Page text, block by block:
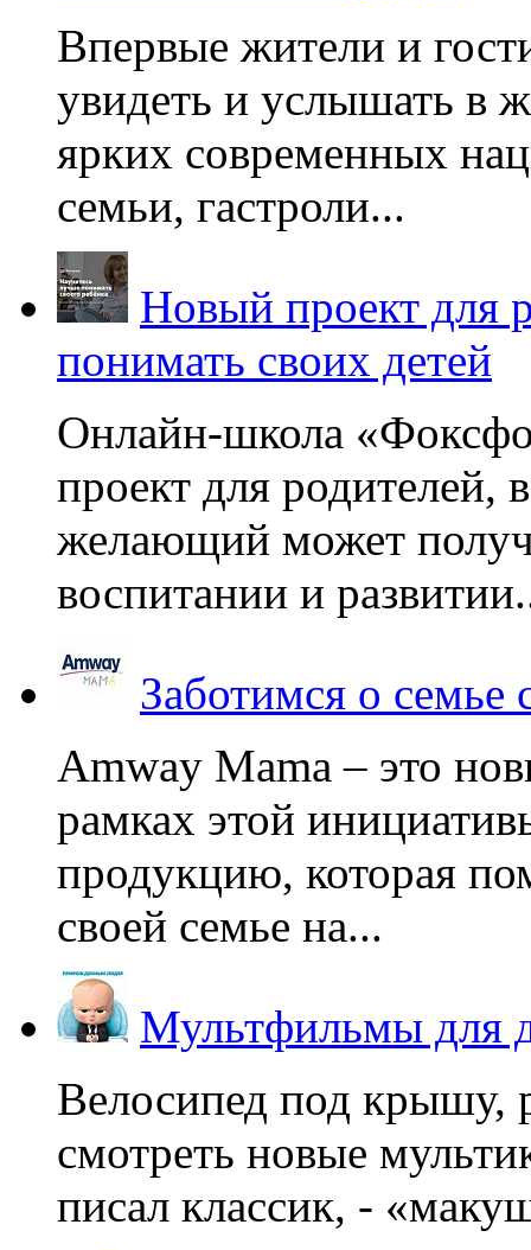
Впервые жители и
увидеть и услышать в
ярких современных
семьи, гастроли...
Новый проект для
понимать своих детей
Онлайн-школа
проект для родителей,
желающий может
воспитании и
Заботимся о
Amway Mama – это
рамках этой
продукцию, которая
своей семье на...
Мультфильмы для
Велосипед под крышу,
смотреть новые
писал классик, -